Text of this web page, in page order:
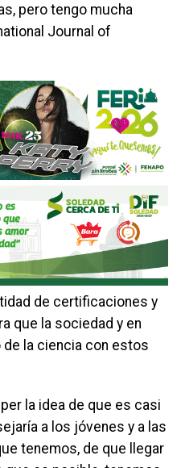
pero tengo mucha
Journal of
de certificaciones y
que la sociedad y en
la ciencia con estos
la idea de que es casi
a los jóvenes y a las
tenemos, de que llegar